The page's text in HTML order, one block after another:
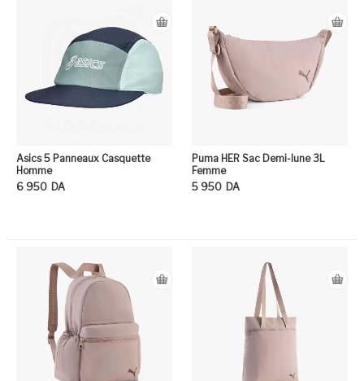
Asics 5 Panneaux Casquette
Homme
6 950 DA
Puma HER Sac Demi-lune 3L
Femme
5 950 DA